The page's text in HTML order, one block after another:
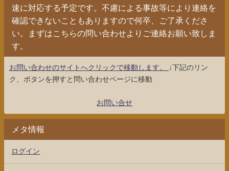
速に対応する予定です。不慮による事故等により連絡を
確認できないこともありますので何卒、ご了承くださ
い。まずはこちらの問い合わせよりご連絡お願い致しま
す。
お問い合わせのサイトへクリックで移動します。
↓下記のリン
ク、ボタンを押すと問い合わせページに移動
お問い合せ
メタ情報
ログイン